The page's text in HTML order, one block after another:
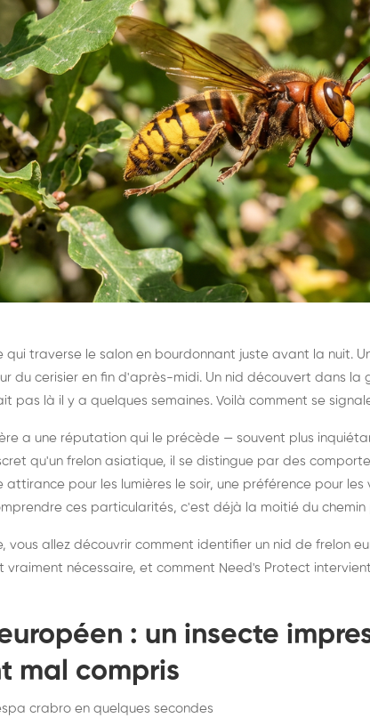
de nid de
:
partout en
Dératisation :
durablement
souris,
qui traverse le salon en bourdonnant juste avant la nuit.
du cerisier en fin d'après-midi. Un nid découvert dans la
pas là il y a quelques semaines. Voilà comment se
a une réputation qui le précède — souvent plus
qu'un frelon asiatique, il se distingue par des
attirance pour les lumières le soir, une préférence pour
ces particularités, c'est déjà la moitié du
vous allez découvrir comment identifier un nid de frelon
vraiment nécessaire, et comment Need's Protect
: un insecte
mal compris
crabro en quelques secondes